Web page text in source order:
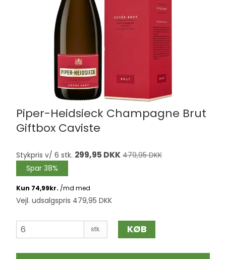
Piper-Heidsieck Champagne Brut
Giftbox Caviste
Stykpris v/ 6 stk. 299,95 DKK 479,95 DKK
Spar 38%
Vejl. udsalgspris 479,95 DKK
stk. KØB